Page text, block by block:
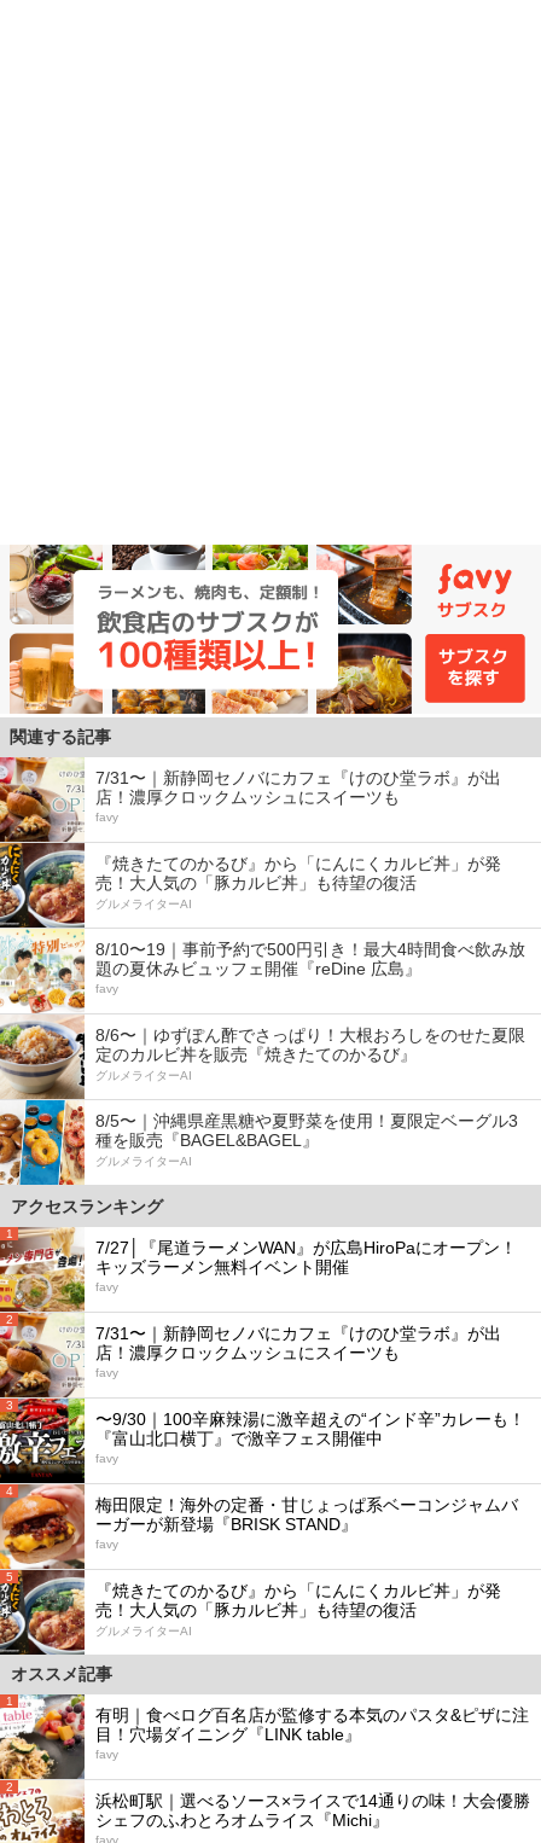
関連する記事
7/31〜｜新静岡セノバにカフェ『けのひ堂ラボ』が出
店！濃厚クロックムッシュにスイーツも
favy
『焼きたてのかるび』から「にんにくカルビ丼」が発
売！大人気の「豚カルビ丼」も待望の復活
グルメライターAI
8/10〜19｜事前予約で500円引き！最大4時間食べ飲み放
題の夏休みビュッフェ開催『reDine 広島』
favy
8/6〜｜ゆずぽん酢でさっぱり！大根おろしをのせた夏限
定のカルビ丼を販売『焼きたてのかるび』
グルメライターAI
8/5〜｜沖縄県産黒糖や夏野菜を使用！夏限定ベーグル3
種を販売『BAGEL&BAGEL』
グルメライターAI
アクセスランキング
1
7/27│『尾道ラーメンWAN』が広島HiroPaにオープン！
キッズラーメン無料イベント開催
favy
2
7/31〜｜新静岡セノバにカフェ『けのひ堂ラボ』が出
店！濃厚クロックムッシュにスイーツも
favy
3
〜9/30｜100辛麻辣湯に激辛超えの“インド辛”カレーも！
『富山北口横丁』で激辛フェス開催中
favy
4
梅田限定！海外の定番・甘じょっぱ系ベーコンジャムバ
ーガーが新登場『BRISK STAND』
favy
5
『焼きたてのかるび』から「にんにくカルビ丼」が発
売！大人気の「豚カルビ丼」も待望の復活
グルメライターAI
オススメ記事
1
有明｜食べログ百名店が監修する本気のパスタ&ピザに注
目！穴場ダイニング『LINK table』
favy
2
浜松町駅｜選べるソース×ライスで14通りの味！大会優勝
シェフのふわとろオムライス『Michi』
favy